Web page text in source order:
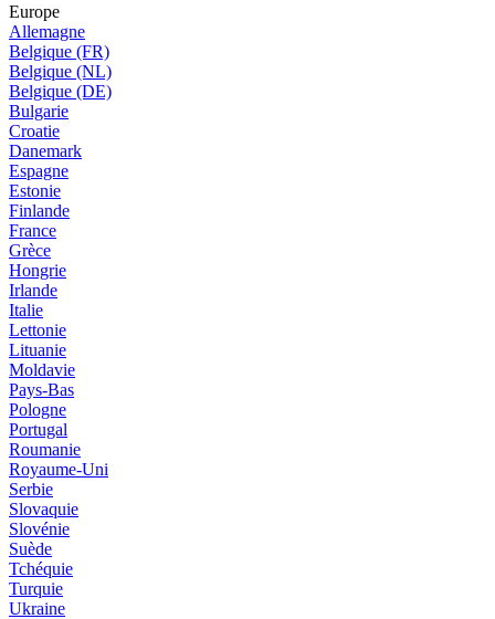
Europe
Allemagne
Belgique (FR)
Belgique (NL)
Belgique (DE)
Bulgarie
Croatie
Danemark
Espagne
Estonie
Finlande
France
Grèce
Hongrie
Irlande
Italie
Lettonie
Lituanie
Moldavie
Pays-Bas
Pologne
Portugal
Roumanie
Royaume-Uni
Serbie
Slovaquie
Slovénie
Suède
Tchéquie
Turquie
Ukraine